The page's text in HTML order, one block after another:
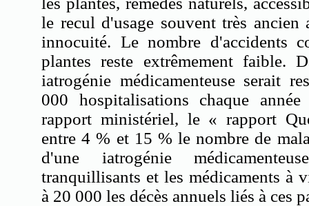
le recul d'usage souvent très
innocuité. Le nombre d'accidents
plantes reste extrêmement faible.
iatrogénie médicamenteuse serait
000 hospitalisations chaque
rapport ministériel, le « rapport
entre 4 % et 15 % le nombre de
d'une iatrogénie
tranquillisants et les médicaments à
à 20 000 les décès annuels liés à ces